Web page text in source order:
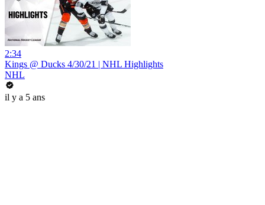
2:34
Kings @ Ducks 4/30/21 | NHL Highlights
NHL
il y a 5 ans